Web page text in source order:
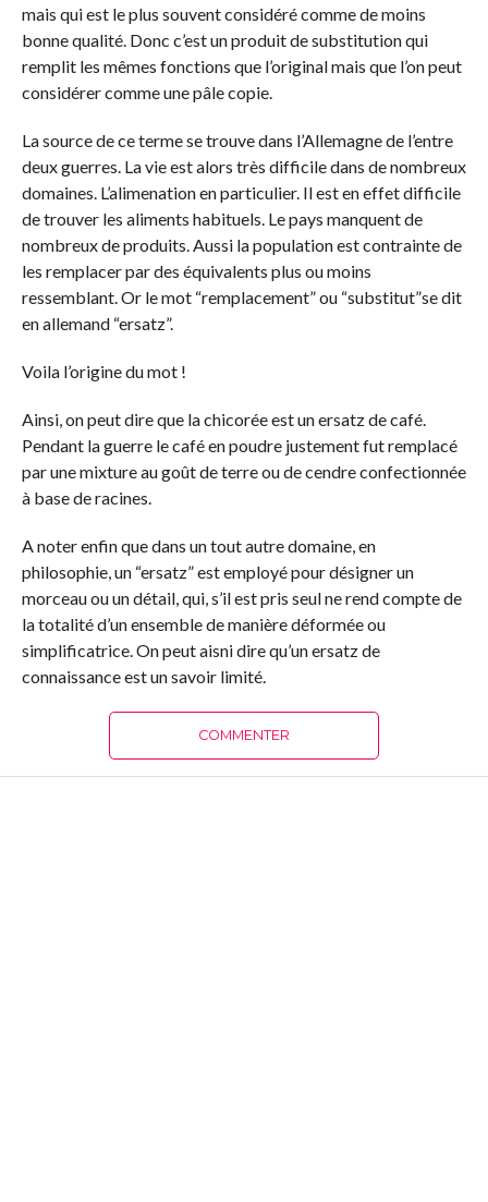
mais qui est le plus souvent considéré comme de moins
bonne qualité. Donc c’est un produit de substitution qui
remplit les mêmes fonctions que l’original mais que l’on peut
considérer comme une pâle copie.
La source de ce terme se trouve dans l’Allemagne de l’entre
deux guerres. La vie est alors très difficile dans de nombreux
domaines. L’alimenation en particulier. Il est en effet difficile
de trouver les aliments habituels. Le pays manquent de
nombreux de produits. Aussi la population est contrainte de
les remplacer par des équivalents plus ou moins
ressemblant. Or le mot “remplacement” ou “substitut”se dit
en allemand “ersatz”.
Voila l’origine du mot !
Ainsi, on peut dire que la chicorée est un ersatz de café.
Pendant la guerre le café en poudre justement fut remplacé
par une mixture au goût de terre ou de cendre confectionnée
à base de racines.
A noter enfin que dans un tout autre domaine, en
philosophie, un “ersatz” est employé pour désigner un
morceau ou un détail, qui, s’il est pris seul ne rend compte de
la totalité d’un ensemble de manière déformée ou
simplificatrice. On peut aisni dire qu’un ersatz de
connaissance est un savoir limité.
COMMENTER